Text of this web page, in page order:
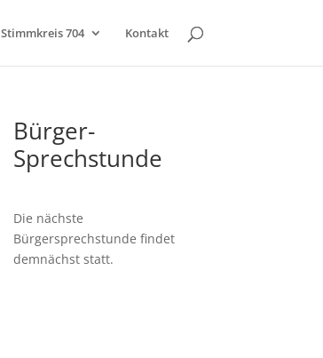
Stimmkreis 704 Kontakt
Bürger-
Sprechstunde
Die nächste
Bürgersprechstunde findet
demnächst statt.